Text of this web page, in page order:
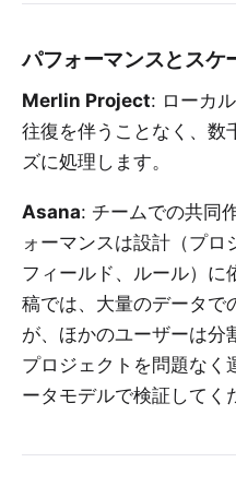
パフォーマンスとスケ
Merlin Project: ローカ
往復を伴うことなく、数
ズに処理します。
Asana: チームでの共同
ォーマンスは設計（プロ
フィールド、ルール）に
稿では、大量のデータで
が、ほかのユーザーは分
プロジェクトを問題なく
ータモデルで検証してく